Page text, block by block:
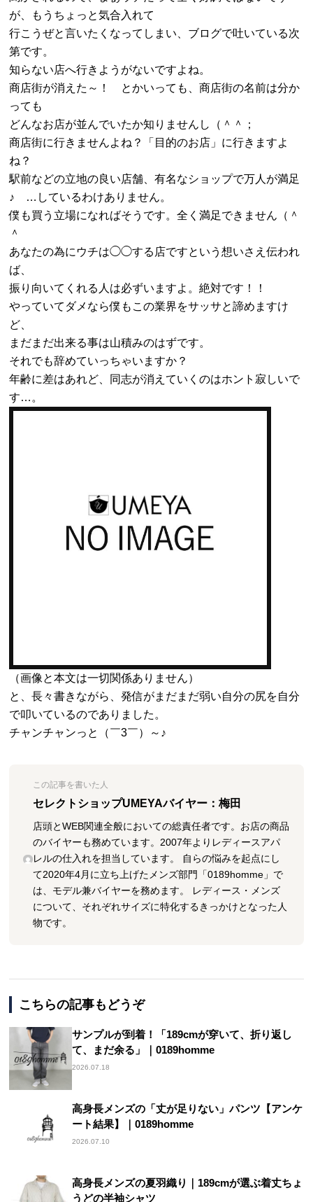
が、もうちょっと気合入れて
行こうぜと言いたくなってしまい、ブログで吐いている次
第です。
知らない店へ行きようがないですよね。
商店街が消えた～！ とかいっても、商店街の名前は分か
っても
どんなお店が並んでいたか知りませんし（＾＾；
商店街に行きませんよね？「目的のお店」に行きますよ
ね？
駅前などの立地の良い店舗、有名なショップで万人が満足
♪ …しているわけありません。
僕も買う立場になればそうです。全く満足できません（＾
＾
あなたの為にウチは◯◯する店ですという想いさえ伝われ
ば、
振り向いてくれる人は必ずいますよ。絶対です！！
やっていてダメなら僕もこの業界をサッサと諦めますけ
ど、
まだまだ出来る事は山積みのはずです。
それでも辞めていっちゃいますか？
年齢に差はあれど、同志が消えていくのはホント寂しいで
す…。
（画像と本文は一切関係ありません）
と、長々書きながら、発信がまだまだ弱い自分の尻を自分
で叩いているのでありました。
チャンチャンっと（￣3￣）～♪
この記事を書いた人
セレクトショップUMEYAバイヤー：梅田
店頭とWEB関連全般においての総責任者です。お店の商品
のバイヤーも務めています。2007年よりレディースアパ
レルの仕入れを担当しています。 自らの悩みを起点にし
て2020年4月に立ち上げたメンズ部門「0189homme」で
は、モデル兼バイヤーを務めます。 レディース・メンズ
について、それぞれサイズに特化するきっかけとなった人
物です。
こちらの記事もどうぞ
サンプルが到着！「189cmが穿いて、折り返し
て、まだ余る」｜0189homme
2026.07.18
高身長メンズの「丈が足りない」パンツ【アンケ
ート結果】｜0189homme
2026.07.10
高身長メンズの夏羽織り｜189cmが選ぶ着丈ちょ
うどの半袖シャツ